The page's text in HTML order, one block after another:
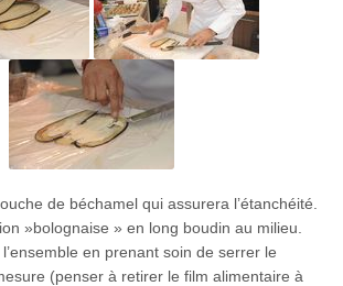
de béchamel qui assurera l’étanchéité.
»bolognaise » en long boudin au milieu.
en prenant soin de serrer le
(penser à retirer le film alimentaire à